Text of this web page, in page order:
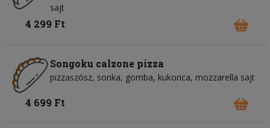
sajt
4 299 Ft
Songoku calzone pizza
pizzaszósz sonka gomba kukorica mozzarella sajt
4 699 Ft